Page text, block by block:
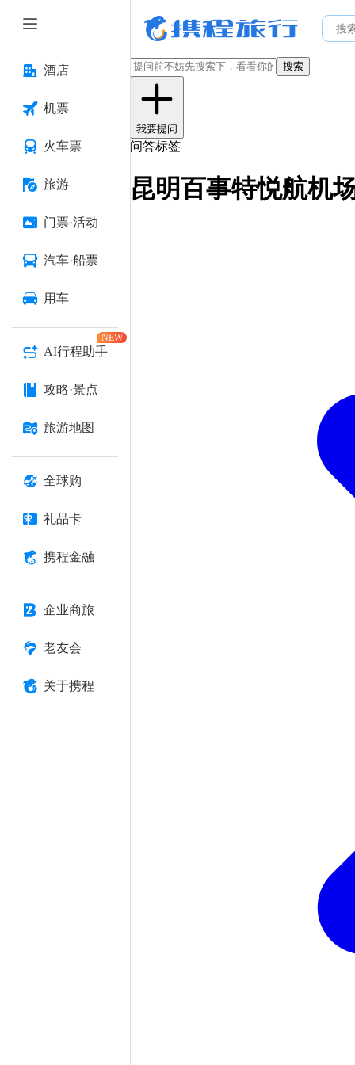
酒店
机票
火车票
旅游
门票·活动
汽车·船票
用车
AI行程助手
NEW
攻略·景点
旅游地图
全球购
礼品卡
携程金融
企业商旅
老友会
关于携程
搜索
我要提问
问答标签
昆明百事特悦航机